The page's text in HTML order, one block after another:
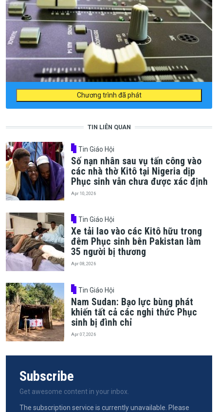
Chương trình đã phát
TIN LIÊN QUAN
Tin Giáo Hội
Số nạn nhân sau vụ tấn công vào
các nhà thờ Kitô tại Nigeria dịp
Phục sinh vẫn chưa được xác định
Apr 10, 2026
Tin Giáo Hội
Xe tải lao vào các Kitô hữu trong
đêm Phục sinh bên Pakistan làm
35 người bị thương
Apr 08, 2026
Tin Giáo Hội
Nam Sudan: Bạo lực bùng phát
khiến tất cả các nghi thức Phục
sinh bị đình chỉ
Apr 07, 2026
Subscribe
Get awesome content in your inbox.
The subscription service is currently unavailable. Please